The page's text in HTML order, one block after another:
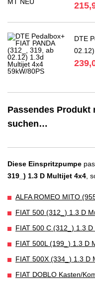
DTE
Passendes Produkt
suchen…
Diese Einspritzpumpe
319_) 1.3 D Multijet 4x4,
ALFA ROMEO MITO
FIAT 500 (312_) 1.3 D
FIAT 500 C (312_) 1.3 D
FIAT 500L (199_) 1.3 D
FIAT 500X (334_) 1.3 D
FIAT DOBLO Kasten/